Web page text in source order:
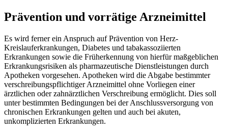
Prävention und vorrätige Arzneimittel
Es wird ferner ein Anspruch auf Prävention von Herz-
Kreislauferkrankungen, Diabetes und tabakassoziierten
Erkrankungen sowie die Früherkennung von hierfür maßgeblichen
Erkrankungsrisiken als pharmazeutische Dienstleistungen durch
Apotheken vorgesehen. Apotheken wird die Abgabe bestimmter
verschreibungspflichtiger Arzneimittel ohne Vorliegen einer
ärztlichen oder zahnärztlichen Verschreibung ermöglicht. Dies soll
unter bestimmten Bedingungen bei der Anschlussversorgung von
chronischen Erkrankungen gelten und auch bei akuten,
unkomplizierten Erkrankungen.